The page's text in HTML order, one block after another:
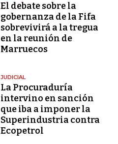
El debate sobre la
gobernanza de la Fifa
sobrevivirá a la tregua
en la reunión de
Marruecos
JUDICIAL
La Procuraduría
intervino en sanción
que iba a imponer la
Superindustria contra
Ecopetrol